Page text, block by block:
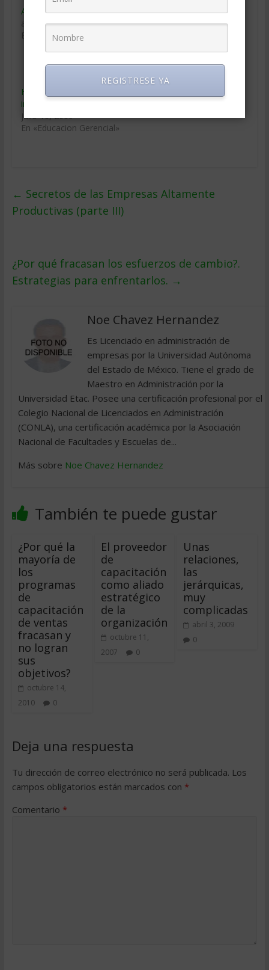
Aprender a aprender
agosto 14, 2012
En «Educacion Gerencial»
Sugerencias para la
articulación de un
Hacia una capacitación de
impacto en la gestión
julio 10, 2009
En «Educacion Gerencial»
← Secretos de las Empresas Altamente
Productivas (parte III)
¿Por qué fracasan los esfuerzos de cambio?.
Estrategias para enfrentarlos. →
Noe Chavez Hernandez
Es Licenciado en administración de
empresas por la Universidad Autónoma
del Estado de México. Tiene el grado de
Maestro en Administración por la
Universidad Etac. Posee una certificación profesional por el
Colegio Nacional de Licenciados en Administración
(CONLA), una certificación académica por la Asociación
Nacional de Facultades y Escuelas de...
Más sobre Noe Chavez Hernandez
También te puede gustar
¿Por qué la
mayoría de
los
programas
de
capacitación
de ventas
fracasan y
no logran
sus
objetivos?
octubre 14,
2010
0
El proveedor
de
capacitación
como aliado
estratégico
de la
organización
octubre 11,
2007
0
Unas
relaciones,
las
jerárquicas,
muy
complicadas
abril 3, 2009
0
Deja una respuesta
Tu dirección de correo electrónico no será publicada. Los
campos obligatorios están marcados con *
Comentario *
REGISTRESE YA